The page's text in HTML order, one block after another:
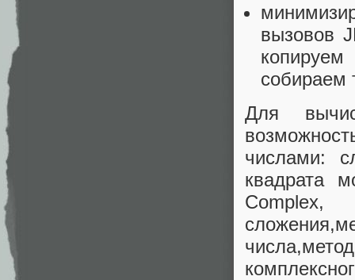
вызовов
собираем
Для
числами:
квадрата
Complex,